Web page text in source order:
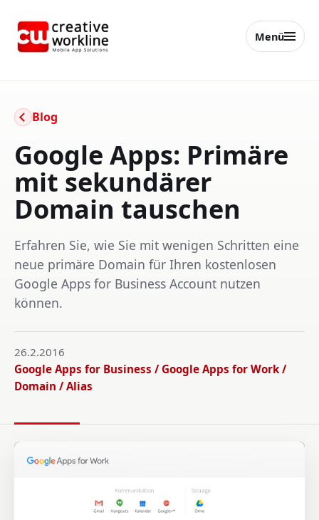
creative workline Menü
Blog
Google Apps: Primäre
mit sekundärer
Domain tauschen
Erfahren Sie, wie Sie mit wenigen Schritten eine
neue primäre Domain für Ihren kostenlosen
Google Apps for Business Account nutzen
können.
26.2.2016
Google Apps for Business / Google Apps for Work /
Domain / Alias